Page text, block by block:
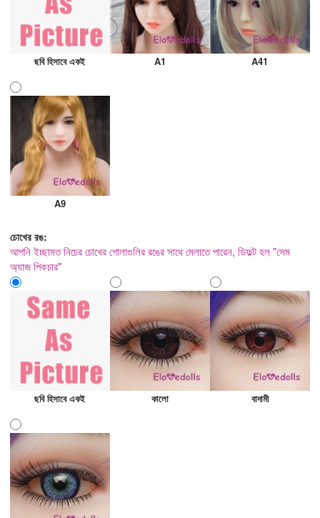
ছবি হিসাবে একই A1 A41
A9
চোখের রঙ:
আপনি ইচ্ছামত নিচের চোখের গোলাগুলির রঙের সাথে মেলাতে পারেন, ডিফল্ট হল "সেম
অ্যাজ পিকচার"
ছবি হিসাবে একই কালো বাদামী